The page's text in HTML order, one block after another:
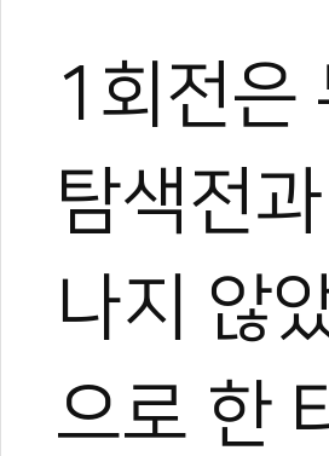
1회전은
탐색전
나지 않
으로 한